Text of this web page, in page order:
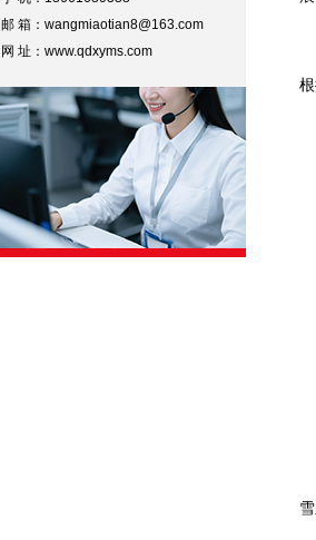
邮 箱：wangmiaotian8@163.com
网 址：www.qdxyms.com